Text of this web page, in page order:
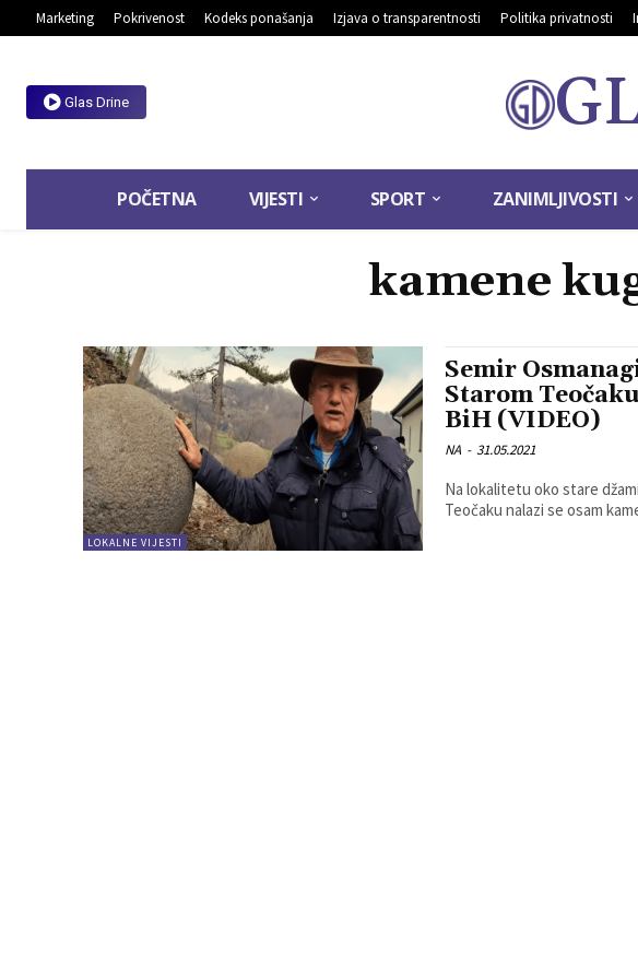
Marketing Pokrivenost Kodeks ponašanja Izjava o transparentnosti Politika privatnosti
Glas Drine
POČETNA VIJESTI SPORT ZANIMLJIVOSTI
kamene
LOKALNE VIJESTI
Semir
Starom
BiH (VIDEO)
NA - 31.05.2021
Na lokalitetu oko stare
Teočaku nalazi se